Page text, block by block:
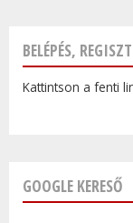
BELÉPÉS,
Kattintson a fenti
GOOGLE KERESŐ